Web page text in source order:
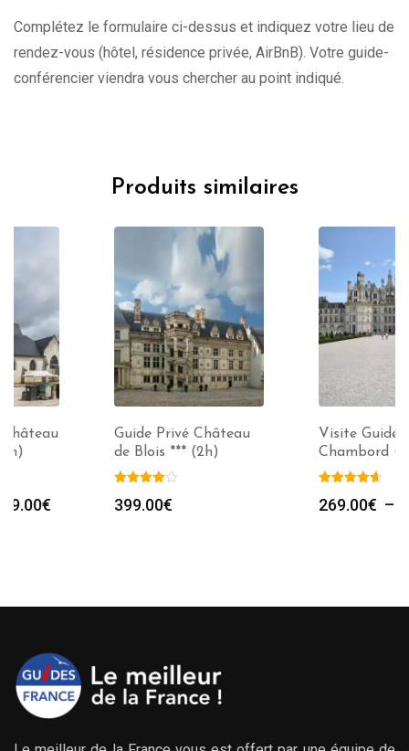
Complétez le formulaire ci-dessus et indiquez votre lieu de
rendez-vous (hôtel, résidence privée, AirBnB). Votre guide-
conférencier viendra vous chercher au point indiqué.
Produits similaires
Guide Privé Château
de Blois *** (2h)
399.00
Visite Guidée
Chambord (2h)
639.00€